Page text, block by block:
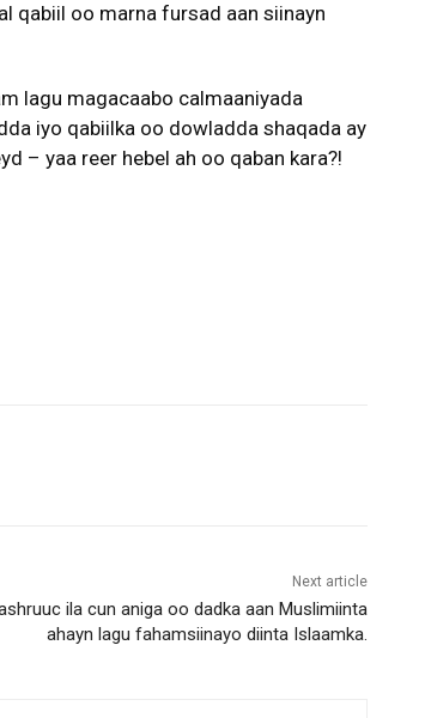
qabiil oo marna fursad aan siinayn
lagu magacaabo calmaaniyada
iyo qabiilka oo dowladda shaqada ay
– yaa reer hebel ah oo qaban kara?!
Next article
ila cun aniga oo dadka aan Muslimiinta
ahayn lagu fahamsiinayo diinta Islaamka.